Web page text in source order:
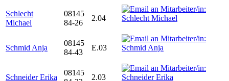
Schlecht
Michael
08145
84-26
2.04
Schmid Anja
08145
84-43
E.03
Schneider Erika
08145
2.03